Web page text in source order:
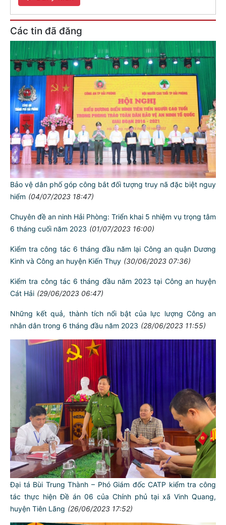
Các tin đã đăng
Bảo vệ dân phố góp công bắt đối tượng truy nã đặc biệt nguy
hiểm (04/07/2023 18:47)
Chuyên đề an ninh Hải Phòng: Triển khai 5 nhiệm vụ trọng tâm
6 tháng cuối năm 2023
(01/07/2023 16:00)